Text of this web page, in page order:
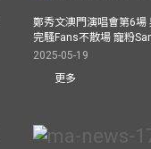
鄭秀文澳門演唱會第6場
完騷Fans不散場 寵粉
2025-05-19
更多